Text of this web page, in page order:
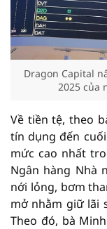
Dragon Capital
2025 của
Về tiền tệ, theo
tín dụng đến
mức cao nhất
Ngân hàng Nhà
nới lỏng, bơm
mở nhằm giữ lãi
Theo đó, bà